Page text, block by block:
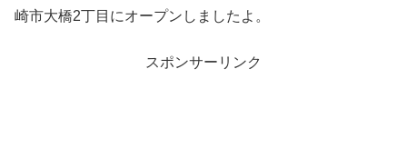
崎市大橋2丁目にオープンしましたよ。
スポンサーリンク